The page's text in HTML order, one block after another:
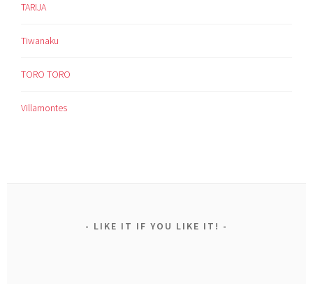
TARIJA
Tiwanaku
TORO TORO
Villamontes
LIKE IT IF YOU LIKE IT!